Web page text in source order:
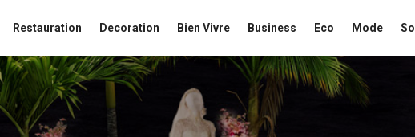
Restauration Decoration Bien Vivre Business Eco Mode